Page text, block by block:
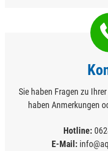
Sie haben Fragen zu
haben Anmerkungen
Hotline:
E-Mail: